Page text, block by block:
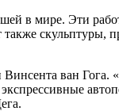
в мире. Эти
скульптуры,
ван Гога.